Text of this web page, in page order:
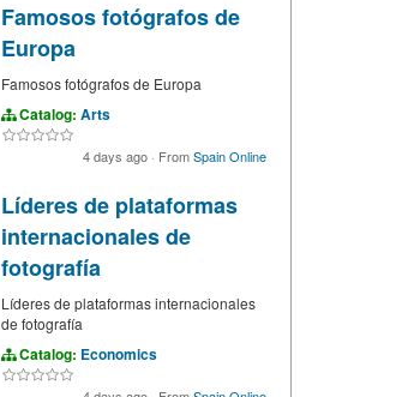
Famosos fotógrafos de
Europa
Famosos fotógrafos de Europa
Catalog: Arts
4 days ago · FromSpain Online
Líderes de plataformas
internacionales de
fotografía
Líderes de plataformas internacionales
de fotografía
Catalog: Economics